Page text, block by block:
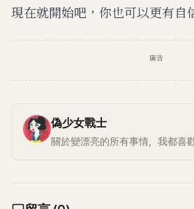
現在就開始吧，你也可以更有自
廣告
偽少女戰士
關於變漂亮的所有事情，我都喜